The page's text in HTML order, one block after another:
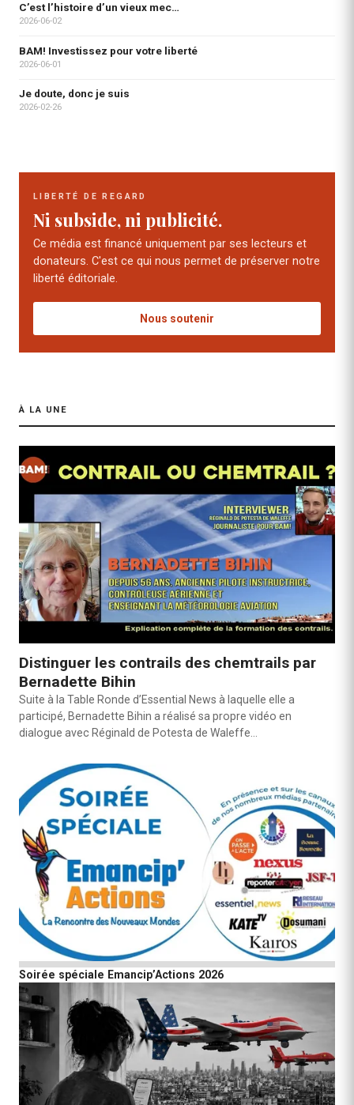
C’est l’histoire d’un vieux mec…
2026-06-02
BAM! Investissez pour votre liberté
2026-06-01
Je doute, donc je suis
2026-02-26
LIBERTÉ DE REGARD
Ni subside, ni publicité.
Ce média est financé uniquement par ses lecteurs et
donateurs. C'est ce qui nous permet de préserver notre
liberté éditoriale.
Nous soutenir
À LA UNE
Distinguer les contrails des chemtrails par
Bernadette Bihin
Suite à la Table Ronde d’Essential News à laquelle elle a
participé, Bernadette Bihin a réalisé sa propre vidéo en
dialogue avec Réginald de Potesta de Waleffe…
Soirée spéciale Emancip’Actions 2026